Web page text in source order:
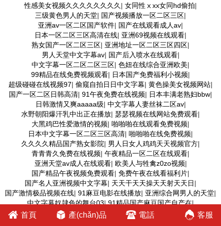
首頁 產(chǎn)品 電話 客服
性感美女视频久久久久久久久久 | 女同性ⅹxx女同hd偷拍|
三级黄色男人的天堂| 国产视频播放一区二区三区|
亚洲av一区二区国产软件| 国产在线观看成人av|
日本一区二区三区高清在线| 亚洲69视频在线观看|
熟女国产一区二区三区| 亚洲地址一区二区三区四区|
男人天堂中文字幕av| 国产后入喷水在线观看|
中文字幕一区二区二区三区| 色妞在线综合亚洲欧美|
99精品在线免费视频观看| 日本国产免费福利小视频|
超级碰碰在线视频97| 偷窥自拍日日中文字幕| 黄色操美女视频网站|
国产一区二区日韩高清| 91午夜免费在线视频| 日本丰满老熟妇bbw|
日韩激情又爽aaaaa级| 中文字幕人妻丝袜二区av|
水野朝阳爆汗乳中出正在播放| 瑟瑟视频在线网站免费观看|
大黑鸡巴性爱激情的视频| 啪啪啪在线观看免费视频|
日本中文字幕一区二区三区高清| 啪啪啪在线免费视频|
久久久久精品国产熟女影院| 男人日女人鸡鸡天天视频官方|
青青青久免费在线视频| 午夜精品一区二区在线观看|
亚洲天堂av成人在线观看| 欧美人与牲禽z0zo视频|
国产精品午夜视频免费观看| 免费午夜在线看福利片|
国产名人亚洲视频中文字幕| 天天干天天操天天射天天日|
国产激情极品视频在线| 91麻豆电影在线播放| 亚洲综合网男人的天堂|
中文字幕奴隷色的舞台03|91精品国产麻豆国产自产在|
公侵犯玩弄熟睡人妻在线观看
日本福利写真在线播放|
中文字幕精品久久久久精品